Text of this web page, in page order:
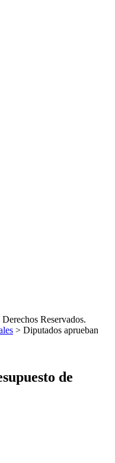
Reservados.
> Diputados aprueban
de